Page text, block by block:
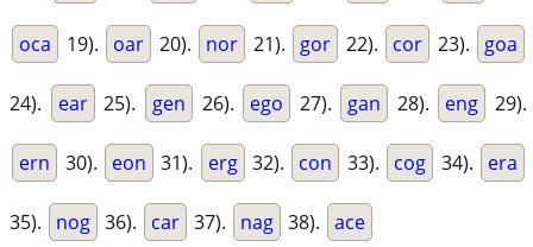
oca 19). oar 20). nor 21). gor 22). cor 23). goa
24). ear 25). gen 26). ego 27). gan 28). eng 29).
ern 30). eon 31). erg 32). con 33). cog 34). era
35). nog 36). car 37). nag 38). ace